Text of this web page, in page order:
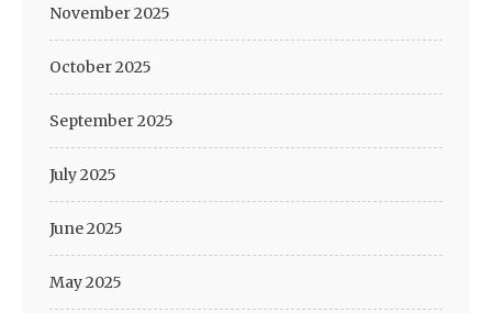
November 2025
October 2025
September 2025
July 2025
June 2025
May 2025